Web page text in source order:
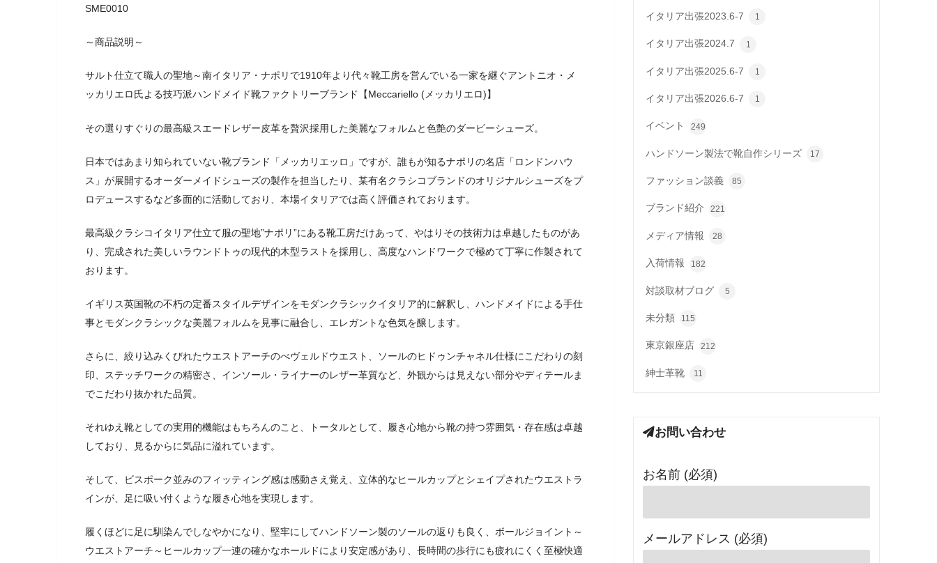
SME0010
～商品説明～
サルト仕立て職人の聖地～南イタリア・ナポリで1910年より代々靴工房を営んでいる一家を継ぐアントニオ・メ
ッカリエロ氏よる技巧派ハンドメイド靴ファクトリーブランド【Meccariello (メッカリエロ)】
その選りすぐりの最高級スエードレザー皮革を贅沢採用した美麗なフォルムと色艶のダービーシューズ。
日本ではあまり知られていない靴ブランド「メッカリエッロ」ですが、誰もが知るナポリの名店「ロンドンハウ
ス」が展開するオーダーメイドシューズの製作を担当したり、某有名クラシコブランドのオリジナルシューズをプ
ロデュースするなど多面的に活動しており、本場イタリアでは高く評価されております。
最高級クラシコイタリア仕立て服の聖地”ナポリ”にある靴工房だけあって、やはりその技術力は卓越したものがあ
り、完成された美しいラウンドトゥの現代的木型ラストを採用し、高度なハンドワークで極めて丁寧に作製されて
おります。
イギリス英国靴の不朽の定番スタイルデザインをモダンクラシックイタリア的に解釈し、ハンドメイドによる手仕
事とモダンクラシックな美麗フォルムを見事に融合し、エレガントな色気を醸します。
さらに、絞り込みくびれたウエストアーチのべヴェルドウエスト、ソールのヒドゥンチャネル仕様にこだわりの刻
印、ステッチワークの精密さ、インソール・ライナーのレザー革質など、外観からは見えない部分やディテールま
でこだわり抜かれた品質。
それゆえ靴としての実用的機能はもちろんのこと、トータルとして、履き心地から靴の持つ雰囲気・存在感は卓越
しており、見るからに気品に溢れています。
そして、ビスポーク並みのフィッティング感は感動さえ覚え、立体的なヒールカップとシェイプされたウエストラ
インが、足に吸い付くような履き心地を実現します。
履くほどに足に馴染んでしなやかになり、堅牢にしてハンドソーン製のソールの返りも良く、ボールジョイント～
ウエストアーチ～ヒールカップ一連の確かなホールドにより安定感があり、長時間の歩行にも疲れにくく至極快適
イタリア出張2023.6-7 1
イタリア出張2024.7 1
イタリア出張2025.6-7 1
イタリア出張2026.6-7 1
イベント 249
ハンドソーン製法で靴自作シリーズ 17
ファッション談義 85
ブランド紹介 221
メディア情報 28
入荷情報 182
対談取材ブログ 5
未分類 115
東京銀座店 212
紳士革靴 11
お問い合わせ
お名前 (必須)
メールアドレス (必須)